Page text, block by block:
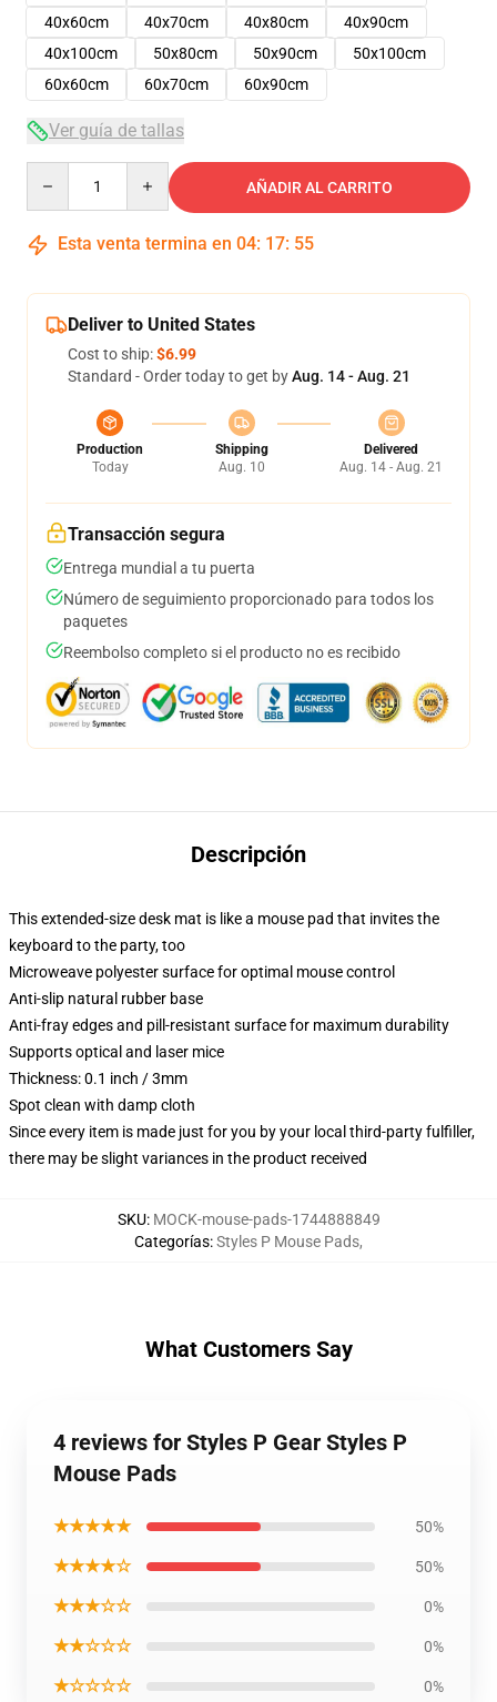
40x60cm
40x70cm 40x80cm
40x90cm
40x100cm
50x80cm 50x90cm
50x100cm
60x60cm
60x70cm 60x90cm
Ver guía de tallas
AÑADIR AL CARRITO
Esta venta termina en 04: 17: 54
Deliver to United States
Cost to ship:$6.99
Standard - Order today to get byAug. 14 - Aug. 21
Production
Today
Shipping
Aug. 10
Delivered
Aug. 14 - Aug. 21
Transacción segura
Entrega mundial a tu puerta
Número de seguimiento proporcionado para todos los
paquetes
Reembolso completo si el producto no es recibido
Descripción
This extended-size desk mat is like a mouse pad that invites the
keyboard to the party, too
Microweave polyester surface for optimal mouse control
Anti-slip natural rubber base
Anti-fray edges and pill-resistant surface for maximum durability
Supports optical and laser mice
Thickness: 0.1 inch / 3mm
Spot clean with damp cloth
Since every item is made just for you by your local third-party fulfiller,
there may be slight variances in the product received
SKU: MOCK-mouse-pads-1744888849
Categorías:Styles P Mouse Pads,
What Customers Say
4 reviews for Styles P Gear Styles P
Mouse Pads
★★★★★ 50%
★★★★☆ 50%
★★★☆☆ 0%
★★☆☆☆ 0%
★☆☆☆☆ 0%